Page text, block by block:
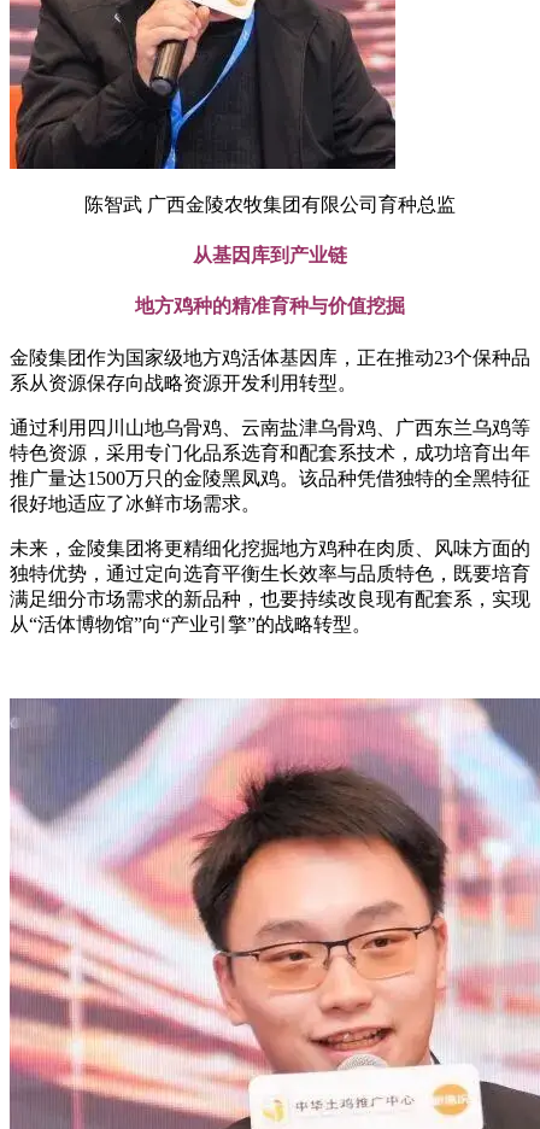
陈智武 广西金陵农牧集团有限公司育种总监
从基因库到产业链
地方鸡种的精准育种与价值挖掘
金陵集团作为国家级地方鸡活体基因库，正在推动23个保种品
系从资源保存向战略资源开发利用转型。
通过利用四川山地乌骨鸡、云南盐津乌骨鸡、广西东兰乌鸡等
特色资源，采用专门化品系选育和配套系技术，成功培育出年
推广量达1500万只的金陵黑凤鸡。该品种凭借独特的全黑特征
很好地适应了冰鲜市场需求。
未来，金陵集团将更精细化挖掘地方鸡种在肉质、风味方面的
独特优势，通过定向选育平衡生长效率与品质特色，既要培育
满足细分市场需求的新品种，也要持续改良现有配套系，实现
从“活体博物馆”向“产业引擎”的战略转型。